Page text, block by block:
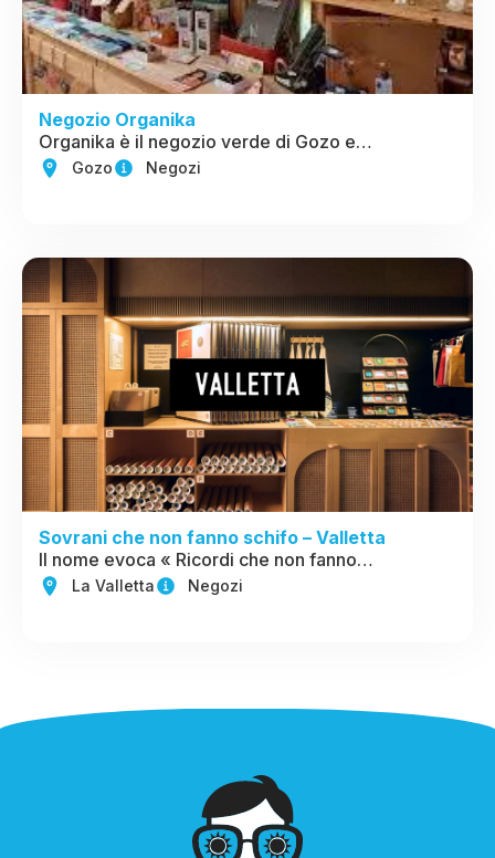
Negozio Organika
Organika è il negozio verde di Gozo e…
Gozo Negozi
Sovrani che non fanno schifo – Valletta
Il nome evoca « Ricordi che non fanno…
La Valletta Negozi